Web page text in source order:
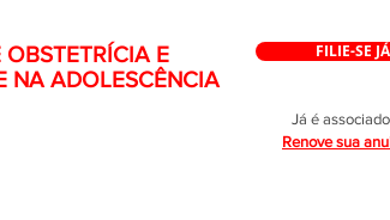
E
NA ADOLESCÊNCIA
FILIE-SE
Já é
Renove sua